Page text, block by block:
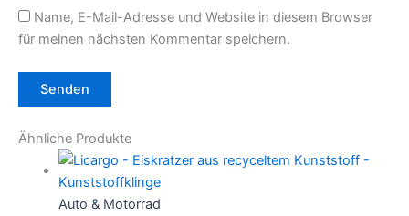
Name, E-Mail-Adresse und Website in diesem Browser
für meinen nächsten Kommentar speichern.
Ähnliche Produkte
Auto & Motorrad